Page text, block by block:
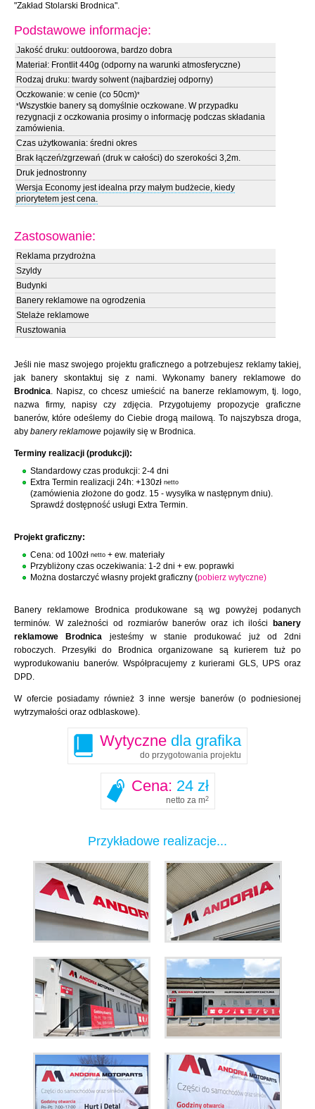
"Zakład Stolarski Brodnica".
Podstawowe informacje:
Jakość druku: outdoorowa, bardzo dobra
Materiał: Frontlit 440g (odporny na warunki atmosferyczne)
Rodzaj druku: twardy solwent (najbardziej odporny)
Oczkowanie: w cenie (co 50cm)*
*Wszystkie banery są domyślnie oczkowane. W przypadku
rezygnacji z oczkowania prosimy o informację podczas składania
zamówienia.
Czas użytkowania: średni okres
Brak łączeń/zgrzewań (druk w całości) do szerokości 3,2m.
Druk jednostronny
Wersja Economy jest idealna przy małym budżecie, kiedy
priorytetem jest cena.
Zastosowanie:
Reklama przydrożna
Szyldy
Budynki
Banery reklamowe na ogrodzenia
Stelaże reklamowe
Rusztowania
Jeśli nie masz swojego projektu graficznego a potrzebujesz reklamy takiej,
jak banery skontaktuj się z nami. Wykonamy banery reklamowe do
Brodnica. Napisz, co chcesz umieścić na banerze reklamowym, tj. logo,
nazwa firmy, napisy czy zdjęcia. Przygotujemy propozycje graficzne
banerów, które odeślemy do Ciebie drogą mailową. To najszybsza droga,
aby banery reklamowe pojawiły się w Brodnica.
Terminy realizacji (produkcji):
Standardowy czas produkcji: 2-4 dni
Extra Termin realizacji 24h: +130zł netto
(zamówienia złożone do godz. 15 - wysyłka w następnym dniu).
Sprawdź dostępność usługi Extra Termin.
Projekt graficzny:
Cena: od 100zł netto + ew. materiały
Przybliżony czas oczekiwania: 1-2 dni + ew. poprawki
Można dostarczyć własny projekt graficzny (pobierz wytyczne)
Banery reklamowe Brodnica produkowane są wg powyżej podanych
terminów. W zależności od rozmiarów banerów oraz ich ilości
banery
reklamowe Brodnica jesteśmy w stanie produkować już od 2dni
roboczych. Przesyłki do Brodnica organizowane są kurierem tuż po
wyprodukowaniu banerów. Współpracujemy z kurierami GLS, UPS oraz
DPD.
W ofercie posiadamy również 3 inne wersje banerów (o podniesionej
wytrzymałości oraz odblaskowe).
Wytyczne dla grafika
do przygotowania projektu
Cena: 24 zł
netto za m2
Przykładowe realizacje...